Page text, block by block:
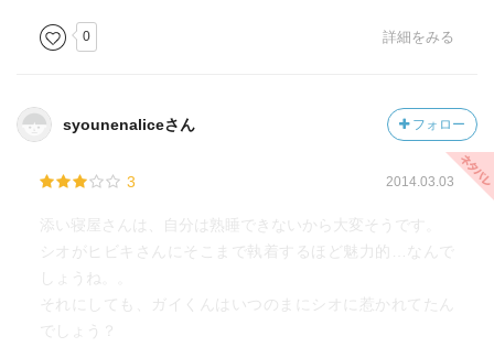
0 詳細をみる
syounenaliceさん フォロー
3 2014.03.03
添い寝屋さんは、自分は熟睡できないから大変そうです。
シオがヒビキさんにそこまで執着するほど魅力的…なんで
しょうね。。
それにしても、ガイくんはいつのまにシオに惹かれてたん
でしょう？